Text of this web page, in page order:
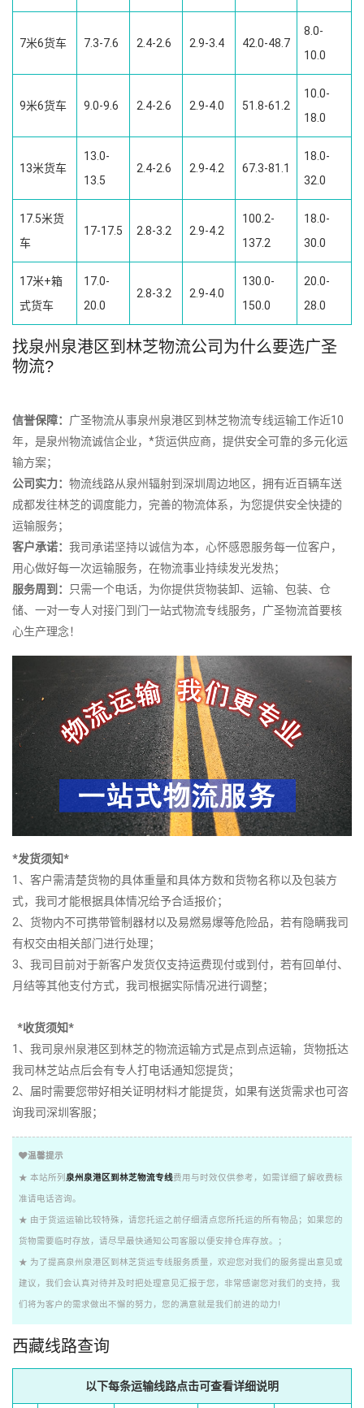
7米6货车 7.3-7.6 2.4-2.6 2.9-3.4 42.0-48.7
8.0-
10.0
9米6货车 9.0-9.6 2.4-2.6 2.9-4.0 51.8-61.2
10.0-
18.0
13米货车
13.0-
13.5
2.4-2.6 2.9-4.2 67.3-81.1
18.0-
32.0
17.5米货
车
17-17.5 2.8-3.2 2.9-4.2
100.2-
137.2
18.0-
30.0
17米+箱
式货车
17.0-
20.0
2.8-3.2 2.9-4.0
130.0-
150.0
20.0-
28.0
找泉州泉港区到林芝物流公司为什么要选广圣
物流?
信誉保障： 广圣物流从事泉州泉港区到林芝物流专线运输工作近10
年，是泉州物流诚信企业，*货运供应商，提供安全可靠的多元化运
输方案；
公司实力： 物流线路从泉州辐射到深圳周边地区，拥有近百辆车送
成都发往林芝的调度能力，完善的物流体系，为您提供安全快捷的
运输服务；
客户承诺： 我司承诺坚持以诚信为本，心怀感恩服务每一位客户，
用心做好每一次运输服务，在物流事业持续发光发热；
服务周到：
只需一个电话，为你提供货物装卸、运输、包装、仓
储、一对一专人对接门到门一站式物流专线服务，广圣物流首要核
心生产理念！
*发货须知*
1、客户需清楚货物的具体重量和具体方数和货物名称以及包装方
式，我司才能根据具体情况给予合适报价；
2、货物内不可携带管制器材以及易燃易爆等危险品，若有隐瞒我司
有权交由相关部门进行处理；
3、我司目前对于新客户发货仅支持运费现付或到付，若有回单付、
月结等其他支付方式，我司根据实际情况进行调整；
*收货须知*
1、我司泉州泉港区到林芝的物流运输方式是点到点运输，货物抵达
我司林芝站点后会有专人打电话通知您提货；
2、届时需要您带好相关证明材料才能提货，如果有送货需求也可咨
询我司深圳客服；
温馨提示
★ 本站所列 泉州泉港区到林芝物流专线费用与时效仅供参考，如需详细了解收费标
准请电话咨询。
★ 由于货运运输比较特殊，请您托运之前仔细清点您所托运的所有物品；如果您的
货物需要临时存放，请尽早最快通知公司客服以便安排仓库存放。；
★ 为了提高泉州泉港区到林芝货运专线服务质量，欢迎您对我们的服务提出意见或
建议，我们会认真对待并及时把处理意见汇报于您，非常感谢您对我们的支持，我
们将为客户的需求做出不懈的努力，您的满意就是我们前进的动力!
西藏线路查询
以下每条运输线路点击可查看详细说明